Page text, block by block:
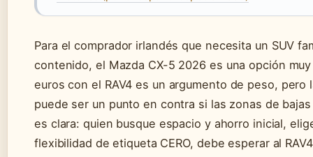
Para el comprador irlandés que necesita un SUV
contenido, el Mazda CX-5 2026 es una opción
euros con el RAV4 es un argumento de peso,
puede ser un punto en contra si las zonas de
es clara: quien busque espacio y ahorro inicial,
flexibilidad de etiqueta CERO, debe esperar al